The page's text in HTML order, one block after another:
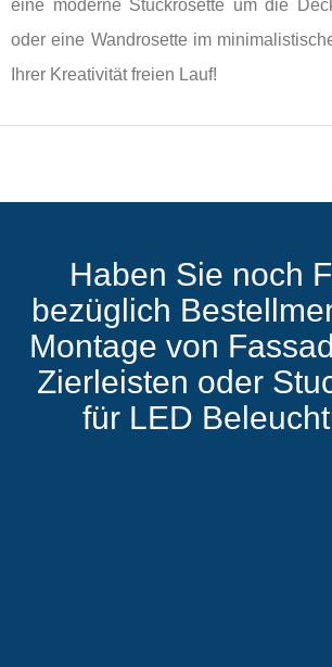
eine moderne Stuckrosette um die
oder eine Wandrosette im
Ihrer Kreativität freien Lauf!
Haben Sie noch
bezüglich
Montage von
Zierleisten oder
für LED